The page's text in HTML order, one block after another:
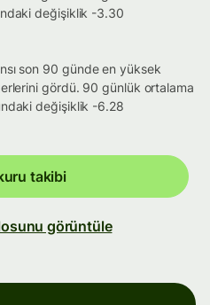
değişiklik -3.30
son 90 günde en yüksek
gördü. 90 günlük ortalama
değişiklik -6.28
takibi
görüntüle